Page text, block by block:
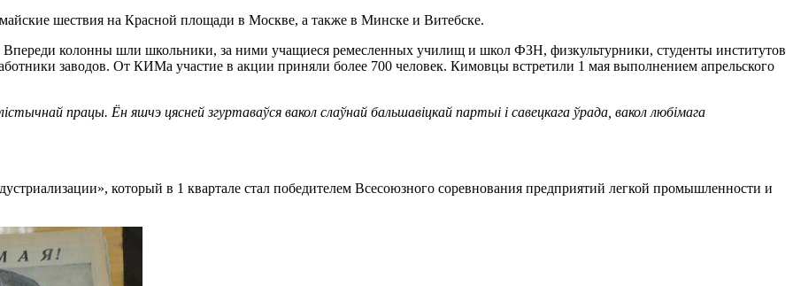
шествия на Красной площади в Москве, а также в Минске и Витебске.
колонны шли школьники, за ними учащиеся ремесленных училищ и школ ФЗН, физкультурники, студенты институтов
заводов. От КИМа участие в акции приняли более 700 человек. Кимовцы встретили 1 мая выполнением апрельского
працы. Ён яшчэ цясней згуртаваўся вакол слаўнай бальшавіцкай партыі і савецкага ўрада, вакол любімага
который в 1 квартале стал победителем Всесоюзного соревнования предприятий легкой промышленности и